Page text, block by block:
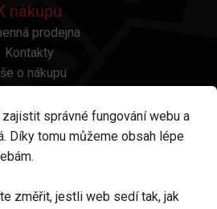
nákupu
prodejna
Kontakty
o nákupu
a doprava
a vrácení
podmínky
od smlouvy
správné fungování webu a
Díky tomu můžeme obsah lépe
změřit, jestli web sedí tak, jak